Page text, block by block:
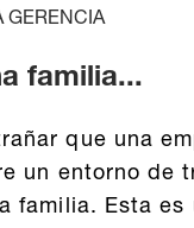
GERENCIA
familia...
que una
un entorno de
familia. Esta es